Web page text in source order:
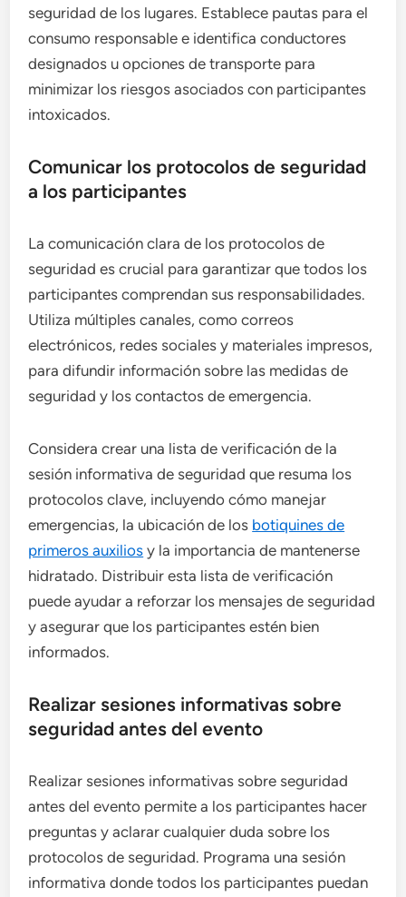
seguridad de los lugares. Establece pautas para el
consumo responsable e identifica conductores
designados u opciones de transporte para
minimizar los riesgos asociados con participantes
intoxicados.
Comunicar los protocolos de seguridad
a los participantes
La comunicación clara de los protocolos de
seguridad es crucial para garantizar que todos los
participantes comprendan sus responsabilidades.
Utiliza múltiples canales, como correos
electrónicos, redes sociales y materiales impresos,
para difundir información sobre las medidas de
seguridad y los contactos de emergencia.
Considera crear una lista de verificación de la
sesión informativa de seguridad que resuma los
protocolos clave, incluyendo cómo manejar
emergencias, la ubicación de los botiquines de
primeros auxilios y la importancia de mantenerse
hidratado. Distribuir esta lista de verificación
puede ayudar a reforzar los mensajes de seguridad
y asegurar que los participantes estén bien
informados.
Realizar sesiones informativas sobre
seguridad antes del evento
Realizar sesiones informativas sobre seguridad
antes del evento permite a los participantes hacer
preguntas y aclarar cualquier duda sobre los
protocolos de seguridad. Programa una sesión
informativa donde todos los participantes puedan